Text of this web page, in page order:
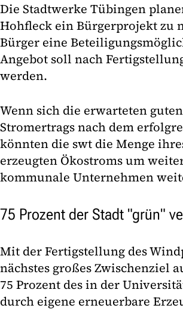
Die Stadtwerke Tübingen
Hohfleck ein Bürgerprojekt zu
Bürger eine
Angebot soll nach
werden.
Wenn sich die erwarteten
Stromertrags nach dem
könnten die swt die Menge
erzeugten Ökostroms um
kommunale Unternehmen
75 Prozent der Stadt "grün"
Mit der Fertigstellung des
nächstes großes Zwischenziel
75 Prozent des in der
durch eigene erneuerbare